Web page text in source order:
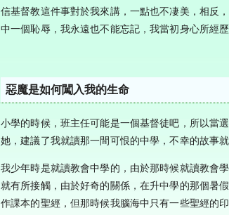
信基督教這件事對於我來講，一點也不凄美，相反
中一個恥辱，我永遠也不能忘記，我當初身心所經
惡魔是如何闖入我的生命
小學的時候，班主任可能是一個基督徒吧，所以當
她，建議了我就讀那一間可恨的中學，不幸的故事就
我少年時是就讀教會中學的，由於那時候就讀教會
就有所接觸，由於好奇的關係，在升中學的那個暑
作課本的聖經，但那時候我腦海中只有一些聖經的